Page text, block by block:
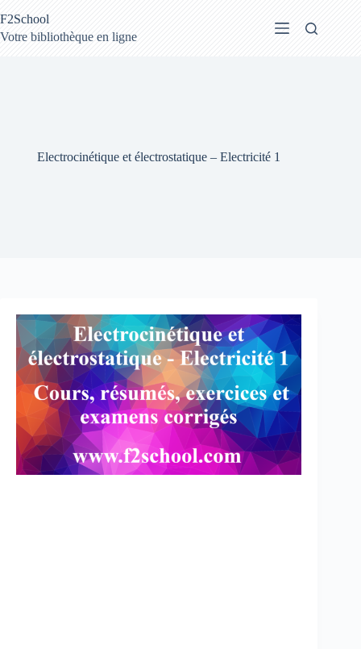
au
contenu
F2School
Votre bibliothèque en ligne
Electrocinétique et électrostatique – Electricité 1